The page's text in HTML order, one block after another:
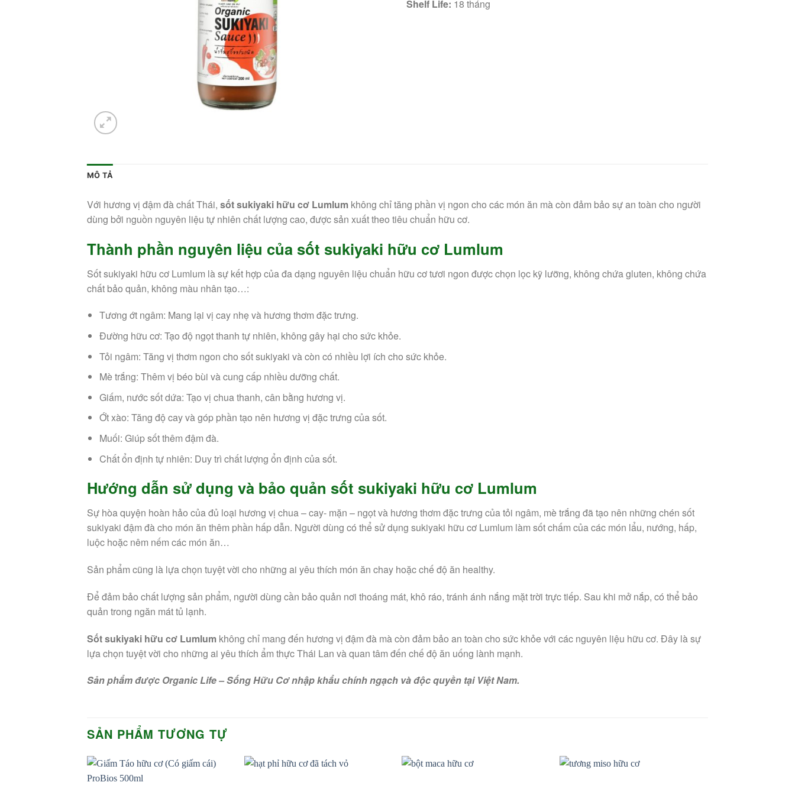
Shelf Life: 18 tháng
MÔ TẢ
Với hương vị đậm đà chất Thái, sốt sukiyaki hữu cơ Lumlum không chỉ tăng phần vị ngon cho các món ăn mà còn đảm bảo sự an toàn cho người
dùng bởi nguồn nguyên liệu tự nhiên chất lượng cao, được sản xuất theo tiêu chuẩn hữu cơ.
Thành phần nguyên liệu của sốt sukiyaki hữu cơ Lumlum
Sốt sukiyaki hữu cơ Lumlum là sự kết hợp của đa dạng nguyên liệu chuẩn hữu cơ tươi ngon được chọn lọc kỹ lưỡng, không chứa gluten, không chứa
chất bảo quản, không màu nhân tạo…:
Tương ớt ngâm: Mang lại vị cay nhẹ và hương thơm đặc trưng.
Đường hữu cơ: Tạo độ ngọt thanh tự nhiên, không gây hại cho sức khỏe.
Tỏi ngâm: Tăng vị thơm ngon cho sốt sukiyaki và còn có nhiều lợi ích cho sức khỏe.
Mè trắng: Thêm vị béo bùi và cung cấp nhiều dưỡng chất.
Giấm, nước sốt dứa: Tạo vị chua thanh, cân bằng hương vị.
Ớt xào: Tăng độ cay và góp phần tạo nên hương vị đặc trưng của sốt.
Muối: Giúp sốt thêm đậm đà.
Chất ổn định tự nhiên: Duy trì chất lượng ổn định của sốt.
Hướng dẫn sử dụng và bảo quản sốt sukiyaki hữu cơ Lumlum
Sự hòa quyện hoàn hảo của đủ loại hương vị chua – cay- mặn – ngọt và hương thơm đặc trưng của tỏi ngâm, mè trắng đã tạo nên những chén sốt
sukiyaki đậm đà cho món ăn thêm phần hấp dẫn. Người dùng có thể sử dụng sukiyaki hữu cơ Lumlum làm sốt chấm của các món lẩu, nướng, hấp,
luộc hoặc nêm nếm các món ăn…
Sản phẩm cũng là lựa chọn tuyệt vời cho những ai yêu thích món ăn chay hoặc chế độ ăn healthy.
Để đảm bảo chất lượng sản phẩm, người dùng cần bảo quản nơi thoáng mát, khô ráo, tránh ánh nắng mặt trời trực tiếp. Sau khi mở nắp, có thể bảo
quản trong ngăn mát tủ lạnh.
Sốt sukiyaki hữu cơ Lumlum không chỉ mang đến hương vị đậm đà mà còn đảm bảo an toàn cho sức khỏe với các nguyên liệu hữu cơ. Đây là sự
lựa chọn tuyệt vời cho những ai yêu thích ẩm thực Thái Lan và quan tâm đến chế độ ăn uống lành mạnh.
Sản phẩm được Organic Life – Sống Hữu Cơ nhập khẩu chính ngạch và độc quyền tại Việt Nam.
SẢN PHẨM TƯƠNG TỰ